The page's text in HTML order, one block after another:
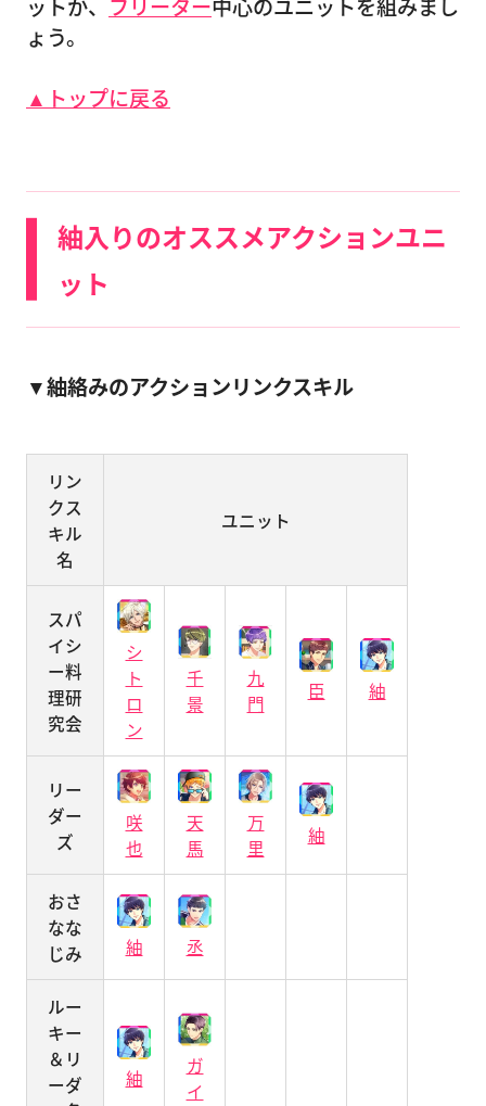
ットか、 フリーター中心のユニットを組みまし
ょう。
▲トップに戻る
紬入りのオススメアクションユニ
ット
▼紬絡みのアクションリンクスキル
リン
クス
キル
名
ユニット
スパ
イシ
ー料
理研
究会
シ
ト
ロ
ン
千
景
九
門
臣 紬
リー
ダー
ズ
咲
也
天
馬
万
里
紬
おさ
なな
じみ
紬 丞
ルー
キー
＆リ
ーダ
紬
ガ
イ